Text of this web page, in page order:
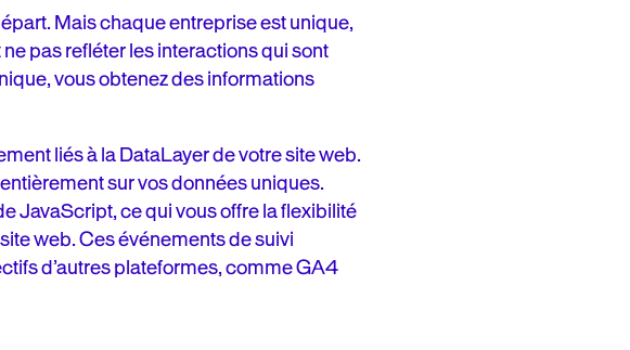
Mais chaque entreprise est unique,
pas refléter les interactions qui sont
vous obtenez des informations
liés à la DataLayer de votre site web.
sur vos données uniques.
JavaScript, ce qui vous offre la flexibilité
web. Ces événements de suivi
d’autres plateformes, comme GA4